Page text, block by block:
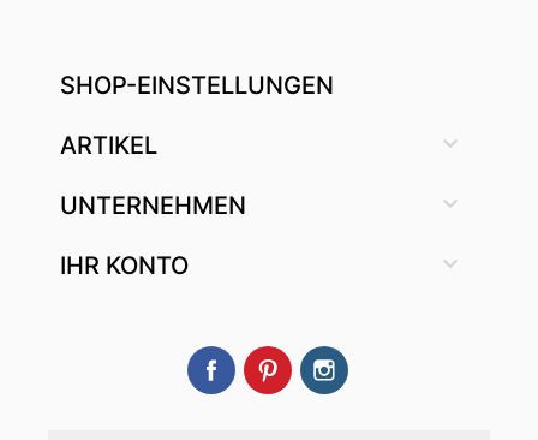
SHOP-EINSTELLUNGEN
ARTIKEL 
UNTERNEHMEN 
IHR KONTO 
FacebookPinterest